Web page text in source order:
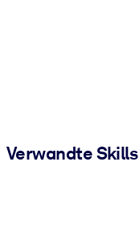
Verwandte Skills